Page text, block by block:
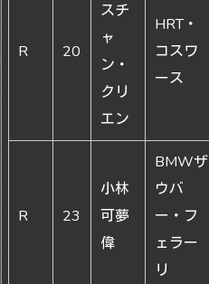
R 20
スチ
ャ
ン・
クリ
エン
HRT・
コスワ
ース
R 23
小林
可夢
偉
BMWザ
ウバ
ー・フ
ェラー
リ